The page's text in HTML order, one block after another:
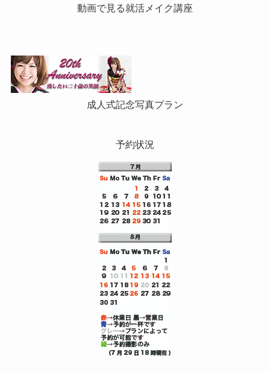
動画で見る就活メイク講座
成人式記念写真プラン
予約状況